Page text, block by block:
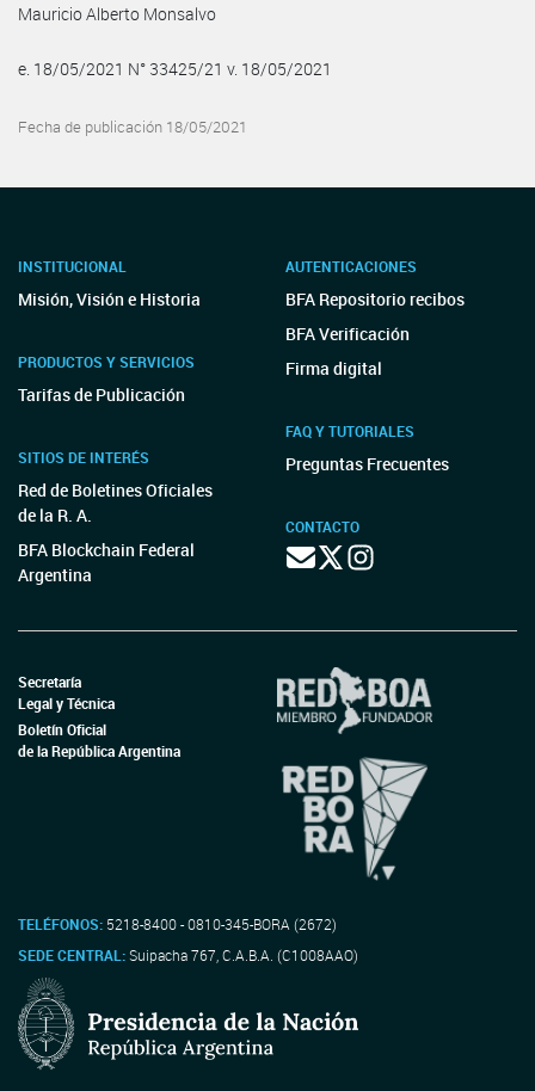
Mauricio Alberto Monsalvo
e. 18/05/2021 N° 33425/21 v. 18/05/2021
Fecha de publicación 18/05/2021
INSTITUCIONAL
Misión, Visión e Historia
PRODUCTOS Y SERVICIOS
Tarifas de Publicación
SITIOS DE INTERÉS
Red de Boletines Oficiales
de la R. A.
BFA Blockchain Federal
Argentina
AUTENTICACIONES
BFA Repositorio recibos
BFA Verificación
Firma digital
FAQ Y TUTORIALES
Preguntas Frecuentes
CONTACTO
Secretaría
Legal y Técnica
Boletín Oficial
de la República Argentina
TELÉFONOS: 5218-8400 - 0810-345-BORA (2672)
SEDE CENTRAL:Suipacha 767, C.A.B.A. (C1008AAO)